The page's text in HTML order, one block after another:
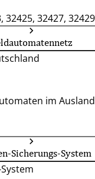
32425, 32427,
im
Sicherungs-System